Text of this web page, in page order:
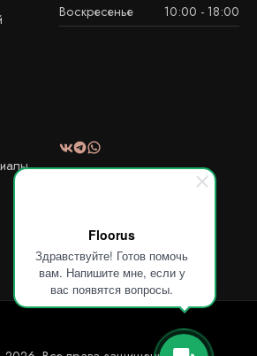
Floorus
Здравствуйте! Готов помочь
вам. Напишите мне, если у
вас появятся вопросы.
Воскресенье 10:00 - 18:00